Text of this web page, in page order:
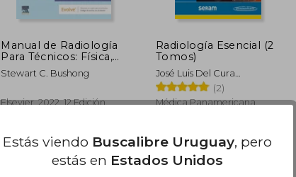
Manual de Radiología
Para Técnicos: Física,
Biología y Protección
Radiológica
Stewart C. Bushong
Elsevier, 2022, 12 Edición,
Radiología Esencial (2
Tomos)
José Luis Del Cura
Rodríguez; Ángel Gayete
Cara; Àlex Rovira Cañellas;
(2)
Médica Panamericana,
Estás viendo Buscalibre Uruguay, pero
estás en Estados Unidos